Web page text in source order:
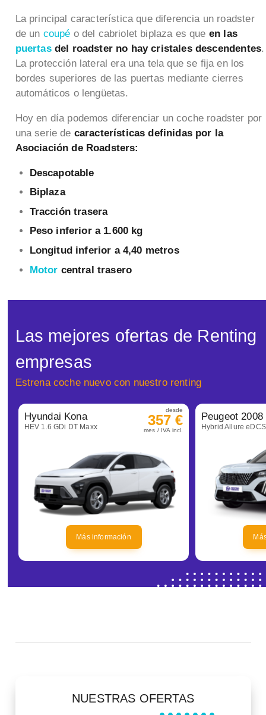
La principal característica que diferencia un roadster
de un coupé o del cabriolet biplaza es que en las
puertas del roadster no hay cristales descendentes.
La protección lateral era una tela que se fija en los
bordes superiores de las puertas mediante cierres
automáticos o lengüetas.
Hoy en día podemos diferenciar un coche roadster por
una serie de características definidas por la
Asociación de Roadsters:
Descapotable
Biplaza
Tracción trasera
Peso inferior a 1.600 kg
Longitud inferior a 4,40 metros
Motor central trasero
Las mejores ofertas de Renting
empresas
Estrena coche nuevo con nuestro renting
Hyundai Kona
HEV 1.6 GDi DT Maxx
desde
357 €
mes / IVA incl.
Más información
Peugeot 2008
Hybrid Allure
NUESTRAS OFERTAS